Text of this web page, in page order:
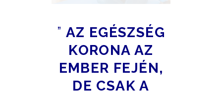
” AZ EGÉSZSÉG
KORONA AZ
EMBER FEJÉN,
DE CSAK A